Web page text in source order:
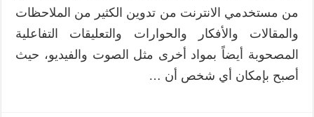
من مستخدمي الانترنت من تدوين الكثير من الملاحظات
والمقالات والأفكار والحوارات والتعليقات التفاعلية
المصحوبة أيضاً بمواد أخرى مثل الصوت والفيديو، حيث
أصبح بإمكان أي شخص أن …